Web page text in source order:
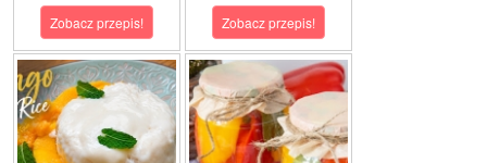
Zobacz przepis! Zobacz przepis!